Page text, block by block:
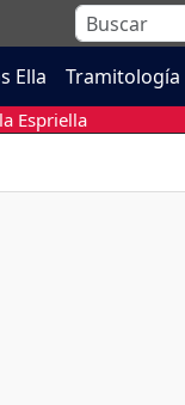
Ella Tramitología
Espriella